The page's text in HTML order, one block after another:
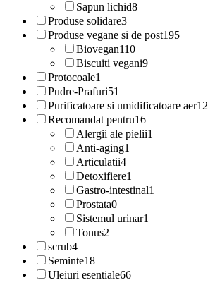
Sapun lichid8
Produse solidare3
Produse vegane si de post195
Biovegan110
Biscuiti vegani9
Protocoale1
Pudre-Prafuri51
Purificatoare si umidificatoare aer12
Recomandat pentru16
Alergii ale pielii1
Anti-aging1
Articulatii4
Detoxifiere1
Gastro-intestinal1
Prostata0
Sistemul urinar1
Tonus2
scrub4
Seminte18
Uleiuri esentiale66